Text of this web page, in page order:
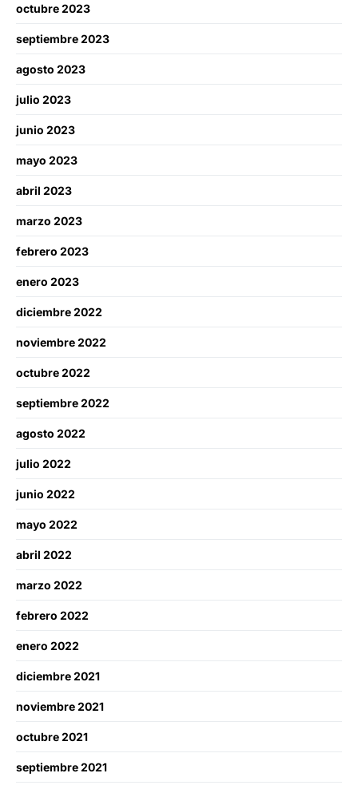
octubre 2023
septiembre 2023
agosto 2023
julio 2023
junio 2023
mayo 2023
abril 2023
marzo 2023
febrero 2023
enero 2023
diciembre 2022
noviembre 2022
octubre 2022
septiembre 2022
agosto 2022
julio 2022
junio 2022
mayo 2022
abril 2022
marzo 2022
febrero 2022
enero 2022
diciembre 2021
noviembre 2021
octubre 2021
septiembre 2021